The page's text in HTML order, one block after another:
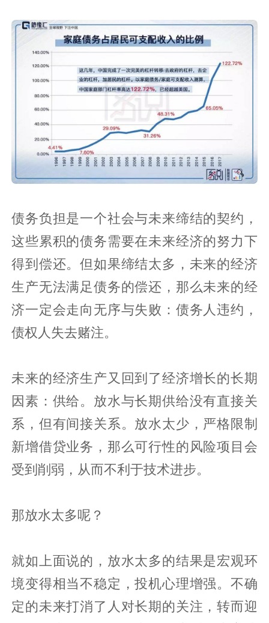
债务负担是一个社会与未来缔结的契约，
这些累积的债务需要在未来经济的努力下
得到偿还。但如果缔结太多，未来的经济
生产无法满足债务的偿还，那么未来的经
济一定会走向无序与失败：债务人违约，
债权人失去赌注。
未来的经济生产又回到了经济增长的长期
因素：供给。放水与长期供给没有直接关
系，但有间接关系。放水太少，严格限制
新增借贷业务，那么可行性的风险项目会
受到削弱，从而不利于技术进步。
那放水太多呢？
就如上面说的，放水太多的结果是宏观环
境变得相当不稳定，投机心理增强。不确
定的未来打消了人对长期的关注，转而迎